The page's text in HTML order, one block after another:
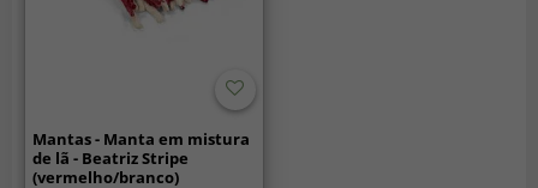
Mantas - Manta em mistura
de lã - Beatriz Stripe
(vermelho/branco)